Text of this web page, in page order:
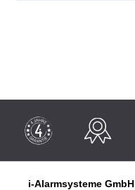
i-Alarmsysteme GmbH